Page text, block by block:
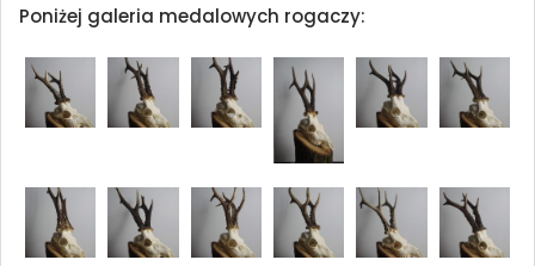
Poniżej galeria medalowych rogaczy: